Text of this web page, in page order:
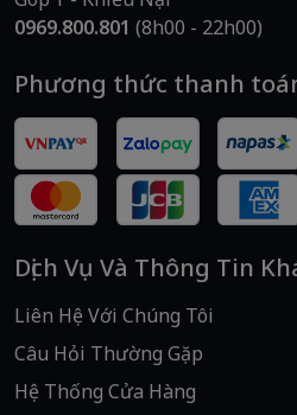
0969.800.801 (8h00 - 22h00)
Phương thức thanh
Dịch Vụ Và Thông Tin
Liên Hệ Với Chúng Tôi
Câu Hỏi Thường Gặp
Hệ Thống Cửa Hàng